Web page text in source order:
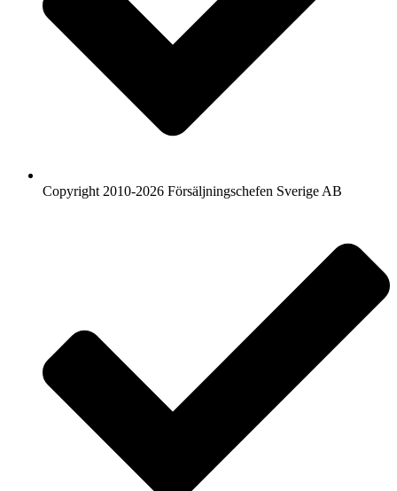
Copyright 2010-2026 Försäljningschefen Sverige AB